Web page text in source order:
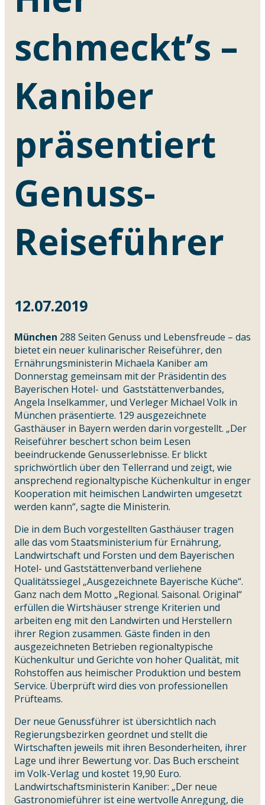
schmeckt’s –
Kaniber
präsentiert
Genuss-
Reiseführer
12.07.2019
München 288 Seiten Genuss und Lebensfreude – das
bietet ein neuer kulinarischer Reiseführer, den
Ernährungsministerin Michaela Kaniber am
Donnerstag gemeinsam mit der Präsidentin des
Bayerischen Hotel- und Gaststättenverbandes,
Angela Inselkammer, und Verleger Michael Volk in
München präsentierte. 129 ausgezeichnete
Gasthäuser in Bayern werden darin vorgestellt. „Der
Reiseführer beschert schon beim Lesen
beeindruckende Genusserlebnisse. Er blickt
sprichwörtlich über den Tellerrand und zeigt, wie
ansprechend regionaltypische Küchenkultur in enger
Kooperation mit heimischen Landwirten umgesetzt
werden kann“, sagte die Ministerin.
Die in dem Buch vorgestellten Gasthäuser tragen
alle das vom Staatsministerium für Ernährung,
Landwirtschaft und Forsten und dem Bayerischen
Hotel- und Gaststättenverband verliehene
Qualitätssiegel „Ausgezeichnete Bayerische Küche“.
Ganz nach dem Motto „Regional. Saisonal. Original“
erfüllen die Wirtshäuser strenge Kriterien und
arbeiten eng mit den Landwirten und Herstellern
ihrer Region zusammen. Gäste finden in den
ausgezeichneten Betrieben regionaltypische
Küchenkultur und Gerichte von hoher Qualität, mit
Rohstoffen aus heimischer Produktion und bestem
Service. Überprüft wird dies von professionellen
Prüfteams.
Der neue Genussführer ist übersichtlich nach
Regierungsbezirken geordnet und stellt die
Wirtschaften jeweils mit ihren Besonderheiten, ihrer
Lage und ihrer Bewertung vor. Das Buch erscheint
im Volk-Verlag und kostet 19,90 Euro.
Landwirtschaftsministerin Kaniber: „Der neue
Gastronomieführer ist eine wertvolle Anregung, die